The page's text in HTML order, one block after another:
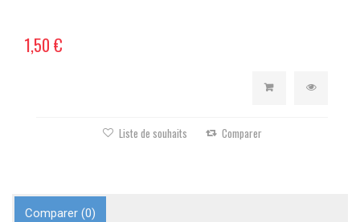
1,50 €
Liste de souhaits Comparer
Comparer (0)